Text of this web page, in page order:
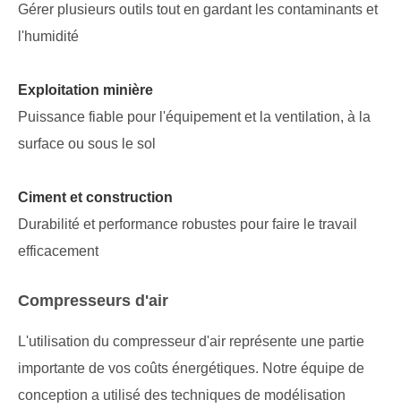
Gérer plusieurs outils tout en gardant les contaminants et
l'humidité
Exploitation minière
Puissance fiable pour l'équipement et la ventilation, à la
surface ou sous le sol
Ciment et construction
Durabilité et performance robustes pour faire le travail
efficacement
Compresseurs d'air
L'utilisation du compresseur d'air représente une partie
importante de vos coûts énergétiques. Notre équipe de
conception a utilisé des techniques de modélisation